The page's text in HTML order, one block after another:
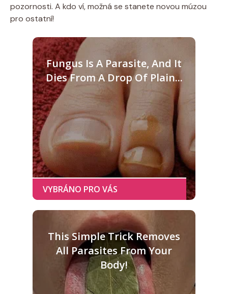
pozornosti. A kdo ví, možná se stanete novou múzou
pro ostatní!
Fungus Is A Parasite, And It
Dies From A Drop Of Plain...
This Simple Trick Removes
All Parasites From Your
Body!